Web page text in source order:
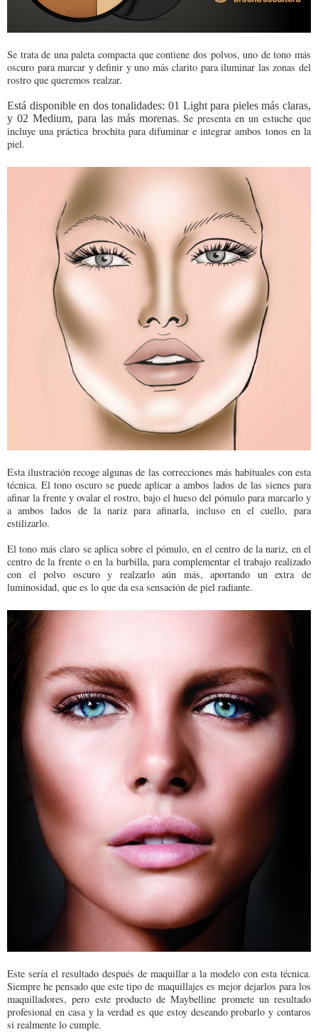
Se trata de una paleta compacta que contiene dos polvos, uno de tono más
oscuro para marcar y definir y uno más clarito para iluminar las zonas del
rostro que queremos realzar.
Está disponible en dos tonalidades: 01 Light para pieles más claras,
y 02 Medium, para las más morenas.Se presenta en un estuche que
incluye una práctica brochita para difuminar e integrar ambos tonos en la
piel.
Esta ilustración recoge algunas de las correcciones más habituales con esta
técnica. El tono oscuro se puede aplicar a ambos lados de las sienes para
afinar la frente y ovalar el rostro, bajo el hueso del pómulo para marcarlo y
a ambos lados de la nariz para afinarla, incluso en el cuello, para
estilizarlo.
El tono más claro se aplica sobre el pómulo, en el centro de la nariz, en el
centro de la frente o en la barbilla, para complementar el trabajo realizado
con el polvo oscuro y realzarlo aún más, aportando un extra de
luminosidad, que es lo que da esa sensación de piel radiante.
Este sería el resultado después de maquillar a la modelo con esta técnica.
Siempre he pensado que este tipo de maquillajes es mejor dejarlos para los
maquilladores, pero este producto de Maybelline promete un resultado
profesional en casa y la verdad es que estoy deseando probarlo y contaros
si realmente lo cumple.